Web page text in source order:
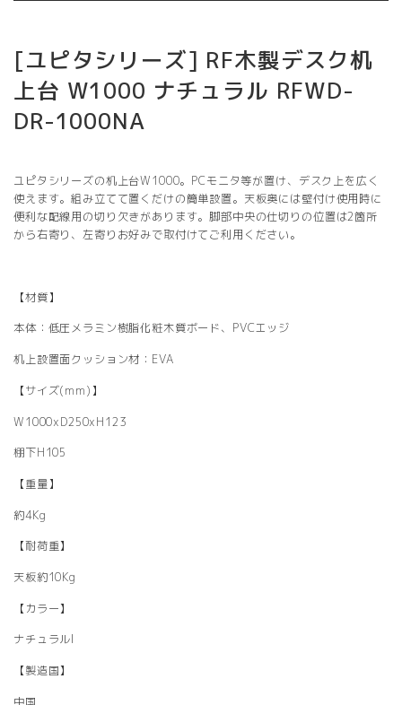
[ユピタシリーズ] RF木製デスク机
上台 W1000 ナチュラル RFWD-
DR-1000NA
ユピタシリーズの机上台W1000。PCモニタ等が置け、デスク上を広く
使えます。組み立てて置くだけの簡単設置。天板奥には壁付け使用時に
便利な配線用の切り欠きがあります。脚部中央の仕切りの位置は2箇所
から右寄り、左寄りお好みで取付けてご利用ください。
【材質】
本体：低圧メラミン樹脂化粧木質ボード、PVCエッジ
机上設置面クッション材：EVA
【サイズ(mm)】
W1000xD250xH123
棚下H105
【重量】
約4Kg
【耐荷重】
天板約10Kg
【カラー】
ナチュラルI
【製造国】
中国